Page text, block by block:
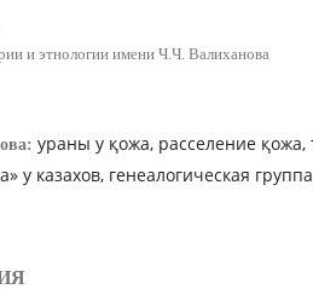
и этнологии имени Ч.Ч. Валиханова
ураны у қожа, расселение қожа,
у казахов, генеалогическая группа